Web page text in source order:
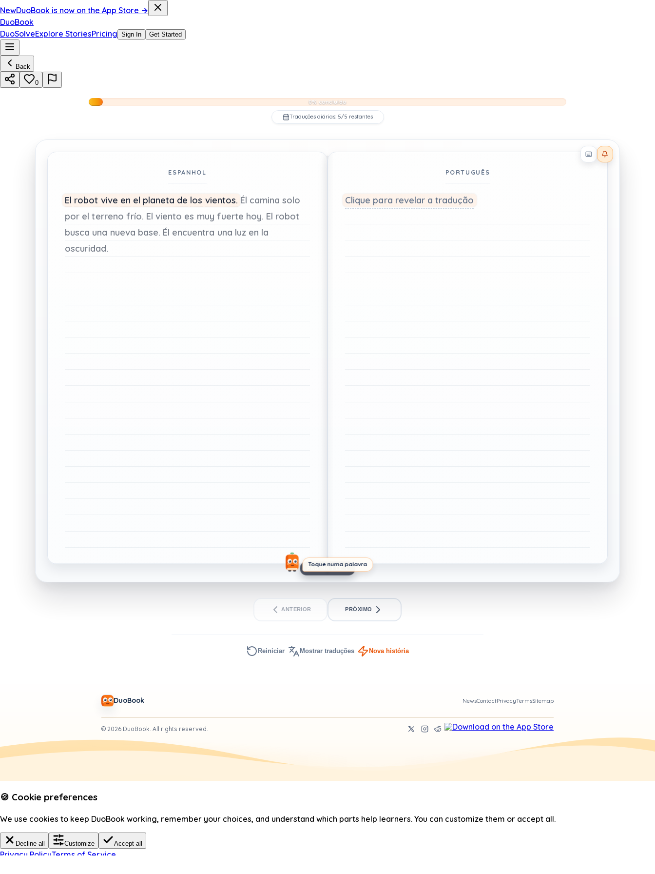
NewDuoBook is now on the App Store →
DuoBook
DuoSolveExplore StoriesPricing Sign In Get Started
Back
0
0% concluído
Traduções diárias: 5/5 restantes
Reader effects on
Toque numa palavra
ESPANHOL
El robot vive en el planeta de los vientos. Él caminasolo
por el terreno frío. El viento es muy fuerte hoy. El robot
busca una nueva base. Él encuentra una luz en la
oscuridad.
PORTUGUÊS
Clique para revelar a tradução
PÁGINA 1 DE 1
ANTERIOR PRÓXIMO
Reiniciar Mostrar traduções Nova história
DuoBook NewsContactPrivacyTermsSitemap
© 2026 DuoBook. All rights reserved.
🍪 Cookie preferences
We use cookies to keep DuoBook working, remember your choices, and understand which parts help learners. You can customize them or accept all.
Decline all Customize Accept all
Privacy PolicyTerms of Service